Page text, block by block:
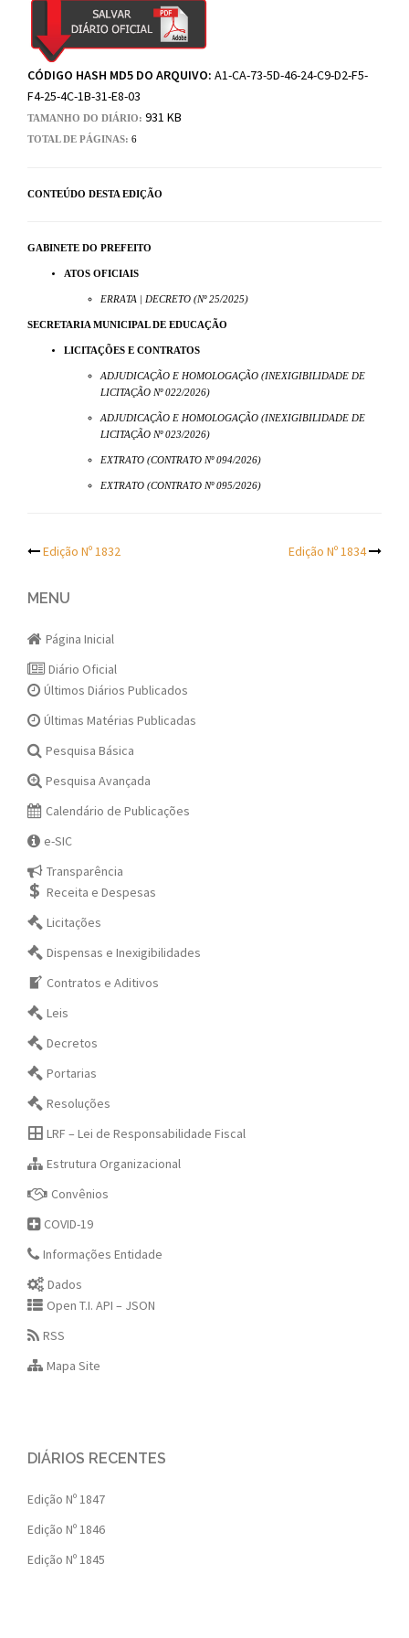
CÓDIGO HASH MD5 DO ARQUIVO: A1-CA-73-5D-46-24-C9-D2-F5-
F4-25-4C-1B-31-E8-03
TAMANHO DO DIÁRIO: 931 KB
TOTAL DE PÁGINAS: 6
CONTEÚDO DESTA EDIÇÃO
GABINETE DO PREFEITO
ATOS OFICIAIS
ERRATA | DECRETO (Nº 25/2025)
SECRETARIA MUNICIPAL DE EDUCAÇÃO
LICITAÇÕES E CONTRATOS
ADJUDICAÇÃO E HOMOLOGAÇÃO (INEXIGIBILIDADE DE
LICITAÇÃO Nº 022/2026)
ADJUDICAÇÃO E HOMOLOGAÇÃO (INEXIGIBILIDADE DE
LICITAÇÃO Nº 023/2026)
EXTRATO (CONTRATO Nº 094/2026)
EXTRATO (CONTRATO Nº 095/2026)
Post
navigation
Edição Nº 1832 Edição Nº 1834
MENU
Página Inicial
Diário Oficial
Últimos Diários Publicados
Últimas Matérias Publicadas
Pesquisa Básica
Pesquisa Avançada
Calendário de Publicações
e-SIC
Transparência
Receita e Despesas
Licitações
Dispensas e Inexigibilidades
Contratos e Aditivos
Leis
Decretos
Portarias
Resoluções
LRF – Lei de Responsabilidade Fiscal
Estrutura Organizacional
Convênios
COVID-19
Informações Entidade
Dados
Open T.I. API – JSON
RSS
Mapa Site
DIÁRIOS RECENTES
Edição Nº 1847
Edição Nº 1846
Edição Nº 1845